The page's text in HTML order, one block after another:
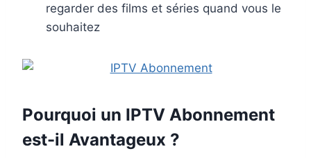
regarder des films et séries quand vous le
souhaitez
Pourquoi un IPTV Abonnement
est-il Avantageux ?